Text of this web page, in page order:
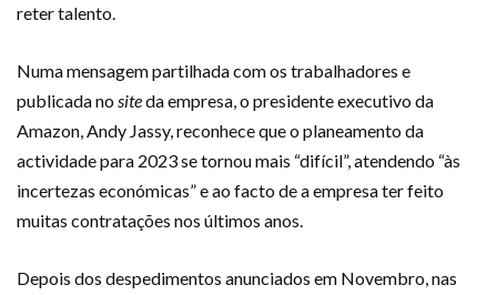
reter talento.
Numa mensagem partilhada com os trabalhadores e
publicada no siteda empresa, o presidente executivo da
Amazon, Andy Jassy, reconhece que o planeamento da
actividade para 2023 se tornou mais “difícil”, atendendo “às
incertezas económicas” e ao facto de a empresa ter feito
muitas contratações nos últimos anos.
Depois dos despedimentos anunciados em Novembro, nas